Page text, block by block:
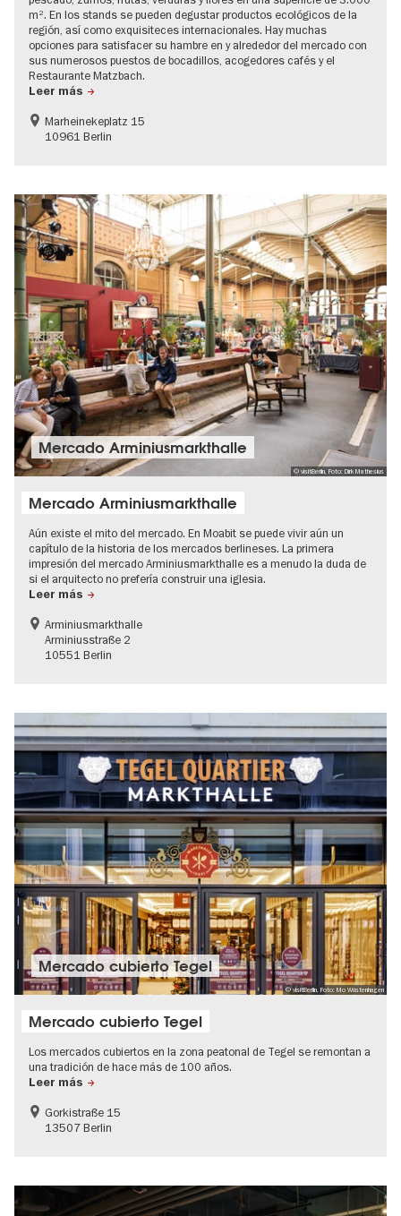
m². En los stands se pueden degustar productos ecológicos de la
región, así como exquisiteces internacionales. Hay muchas
opciones para satisfacer su hambre en y alrededor del mercado con
sus numerosos puestos de bocadillos, acogedores cafés y el
Restaurante Matzbach.
Leer más
Marheinekeplatz 15
10961 Berlin
© visitBerlin, Foto: Dirk Mathesius
Mercado Arminiusmarkthalle
Mercado Arminiusmarkthalle
Aún existe el mito del mercado. En Moabit se puede vivir aún un
capítulo de la historia de los mercados berlineses. La primera
impresión del mercado Arminiusmarkthalle es a menudo la duda de
si el arquitecto no prefería construir una iglesia.
Leer más
Arminiusmarkthalle
Arminiusstraße 2
10551 Berlin
© visitBerlin, Foto: Mo Wüstenhagen
Mercado cubierto Tegel
Mercado cubierto Tegel
Los mercados cubiertos en la zona peatonal de Tegel se remontan a
una tradición de hace más de 100 años.
Leer más
Gorkistraße 15
13507 Berlin